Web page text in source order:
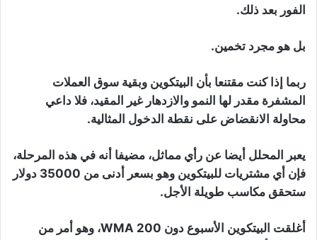
الفور بعد ذلك.
بل هو مجرد تخمين.
ربما إذا كنت مقتنعا بأن البيتكوين وبقية سوق العملات
المشفرة مقدر لها النمو والازدهار غير المقيد، فلا داعي
محاولة الانقضاض على نقطة الدخول المثالية.
يعبر المحلل أيضا عن رأي مماثل، مضيفا أنه في هذه المرحلة،
فإن أي مشتريات للبيتكوين وهو بسعر أدنى من 35000 دولار
ستحقق مكاسب طويلة الأجل.
أغلقت البيتكوين الأسبوع دون 200 WMA، وهو أمر من